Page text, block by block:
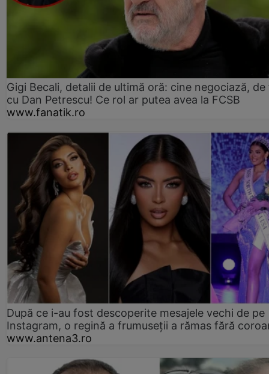
Gigi Becali, detalii de ultimă oră: cine negociază,
cu Dan Petrescu! Ce rol ar putea avea la FCSB
www.fanatik.ro
După ce i-au fost descoperite mesajele vechi de pe
Instagram, o regină a frumuseții a rămas fără
www.antena3.ro